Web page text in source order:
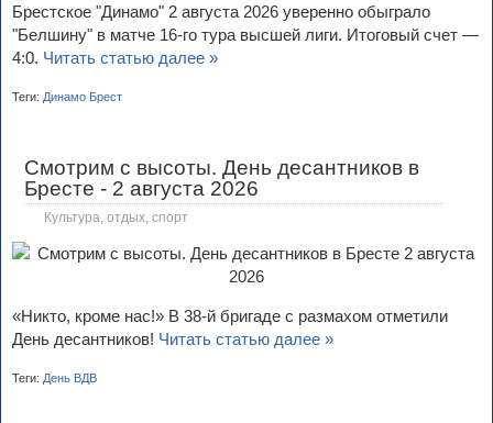
Брестское "Динамо" 2 августа 2026 уверенно обыграло
"Белшину" в матче 16-го тура высшей лиги. Итоговый счет —
4:0. Читать статью далее »
Теги: Динамо Брест
Смотрим с высоты. День десантников в
Бресте - 2 августа 2026
Культура, отдых, спорт
«Никто, кроме нас!» В 38-й бригаде с размахом отметили
День десантников! Читать статью далее »
Теги: День ВДВ